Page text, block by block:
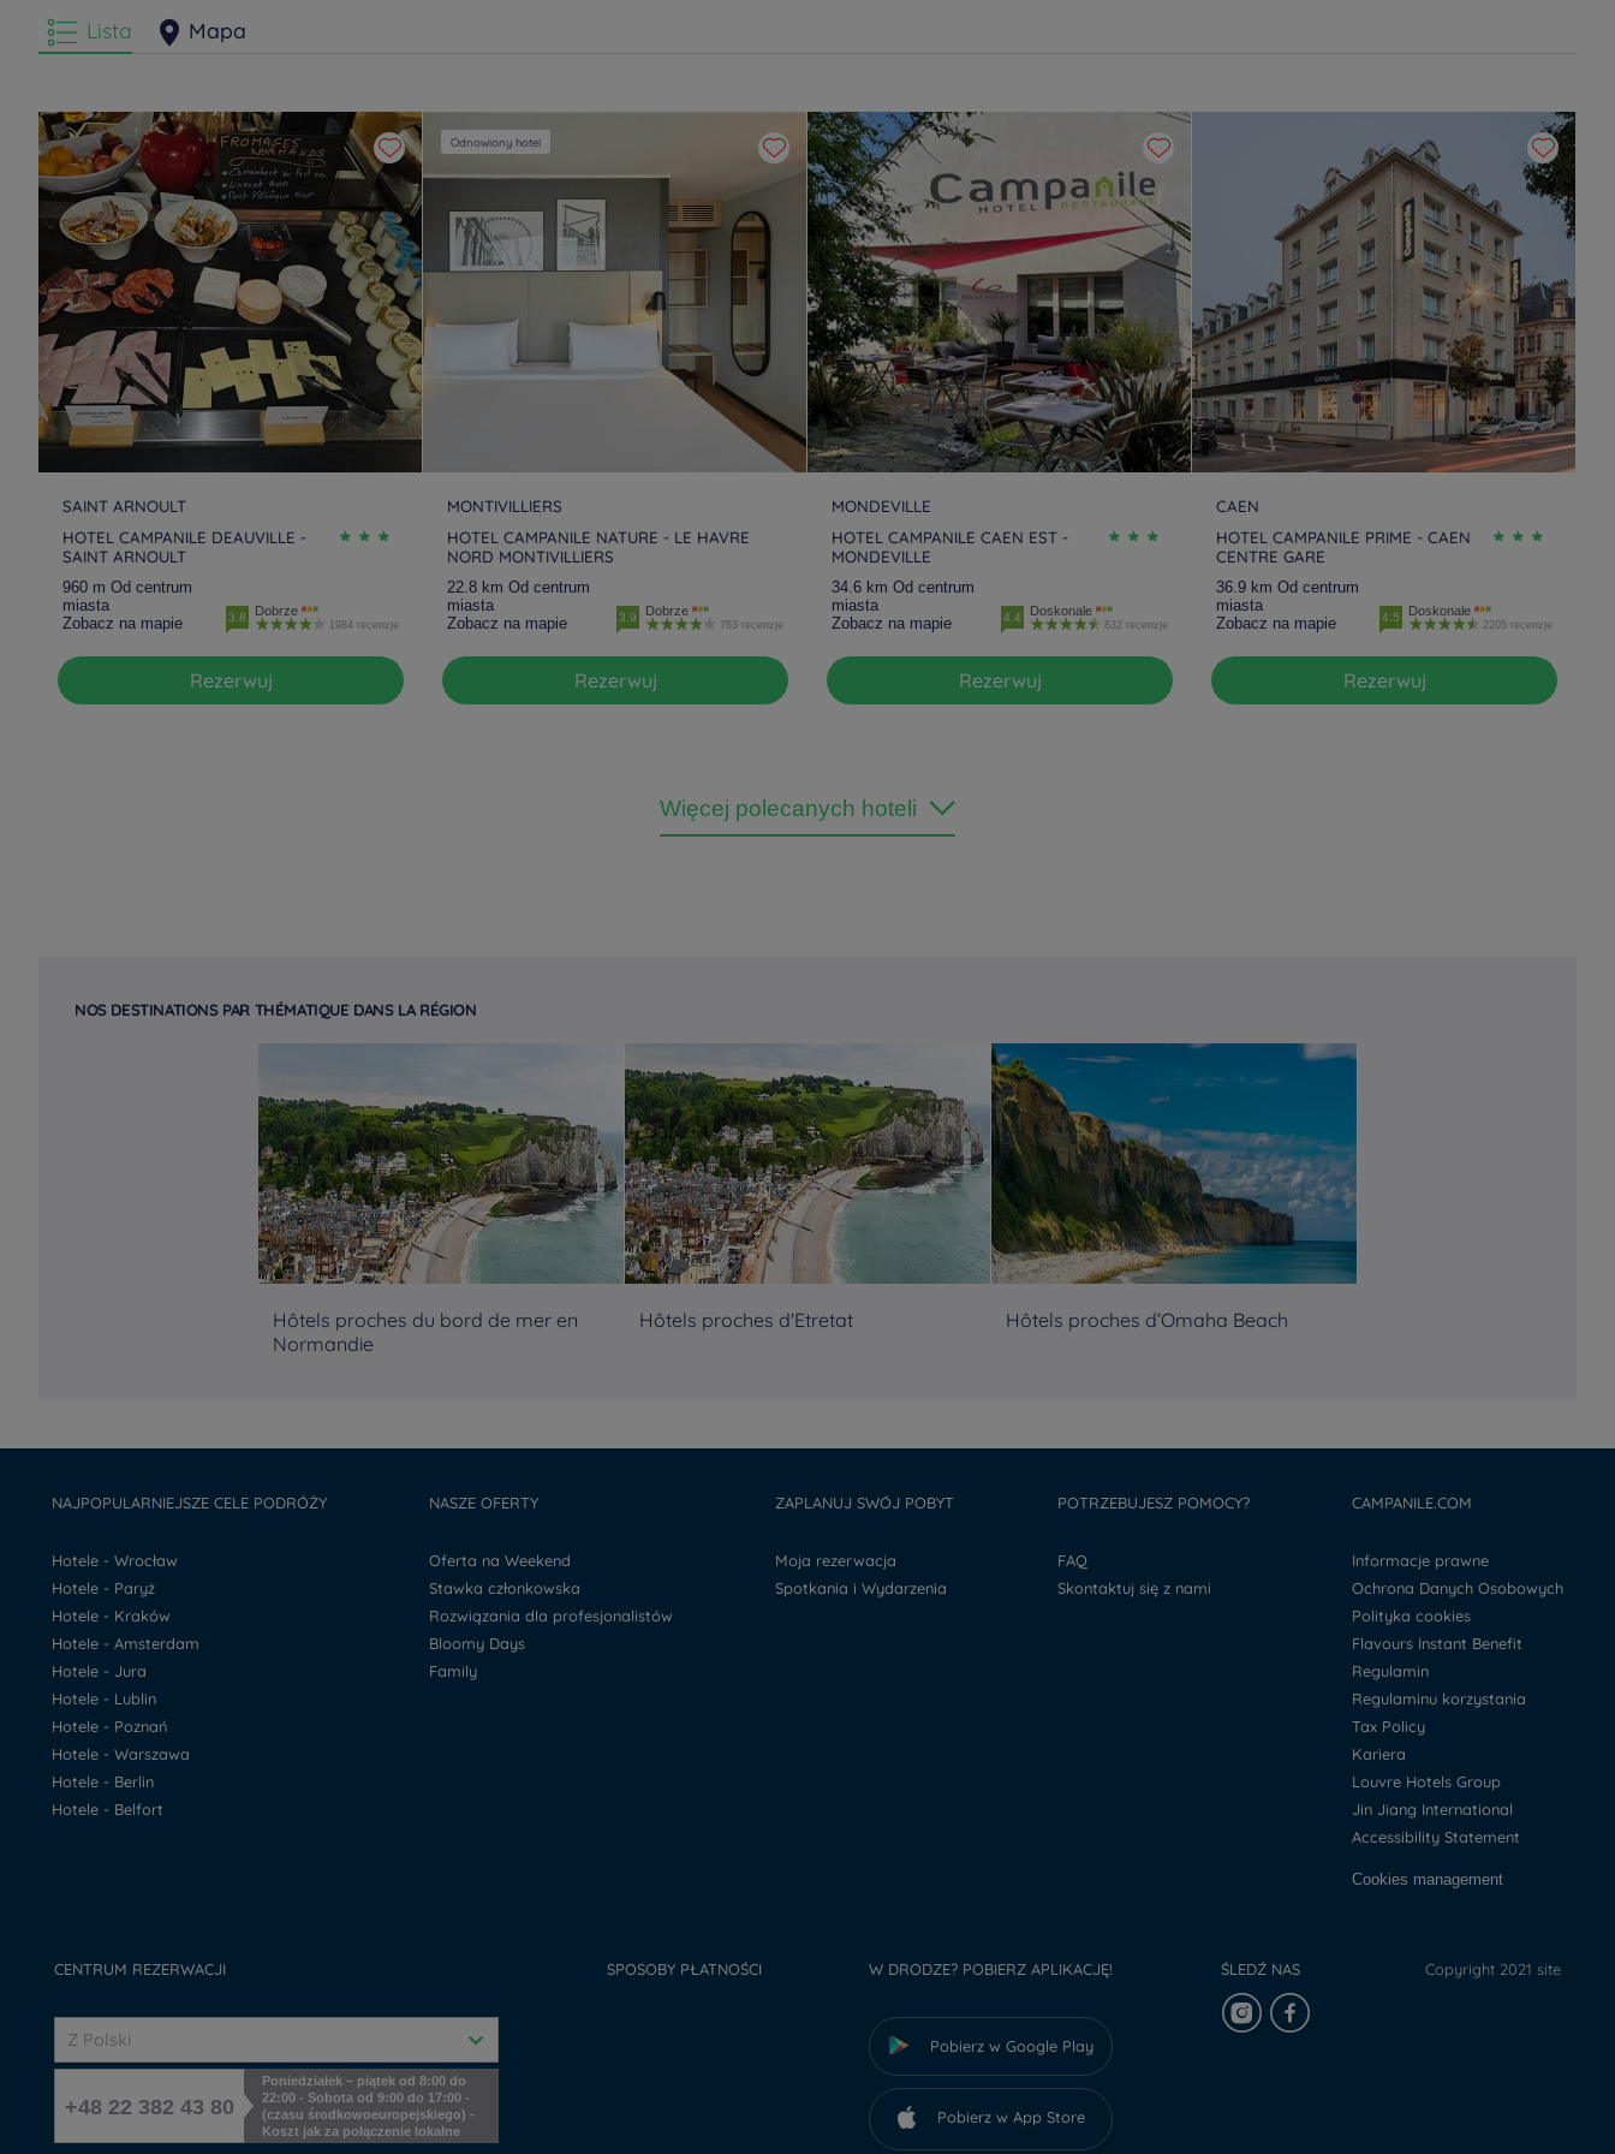
Lista Mapa
SAINT ARNOULT
HOTEL CAMPANILE DEAUVILLE -
SAINT ARNOULT
960 m Od centrum
miasta
Zobacz na mapie
3.8 Dobrze
1984 recenzje
Rezerwuj
Odnowiony hotel
MONTIVILLIERS
HOTEL CAMPANILE NATURE - LE HAVRE
NORD MONTIVILLIERS
22.8 km Od centrum
miasta
Zobacz na mapie
3.9 Dobrze
763 recenzje
Rezerwuj
MONDEVILLE
HOTEL CAMPANILE CAEN EST -
MONDEVILLE
34.6 km Od centrum
miasta
Zobacz na mapie
4.4 Doskonale
832 recenzje
Rezerwuj
CAEN
HOTEL CAMPANILE PRIME - CAEN
CENTRE GARE
36.9 km Od centrum
miasta
Zobacz na mapie
4.5 Doskonale
2205 recenzje
Rezerwuj
Więcej polecanych hoteli
NOS DESTINATIONS PAR THÉMATIQUE DANS LA RÉGION
Hôtels proches du bord de mer en
Normandie
Hôtels proches d'Etretat Hôtels proches d’Omaha Beach
NAJPOPULARNIEJSZE CELE PODRÓŻY
Hotele - Wrocław
Hotele - Paryż
Hotele - Kraków
Hotele - Amsterdam
Hotele - Jura
Hotele - Lublin
Hotele - Poznań
Hotele - Warszawa
Hotele - Berlin
Hotele - Belfort
NASZE OFERTY
Oferta na Weekend
Stawka członkowska
Rozwiązania dla profesjonalistów
Bloomy Days
Family
ZAPLANUJ SWÓJ POBYT
Moja rezerwacja
Spotkania i Wydarzenia
POTRZEBUJESZ POMOCY?
FAQ
Skontaktuj się z nami
CAMPANILE.COM
Informacje prawne
Ochrona Danych Osobowych
Polityka cookies
Flavours Instant Benefit
Regulamin
Regulaminu korzystania
Tax Policy
Kariera
Louvre Hotels Group
Jin Jiang International
Accessibility Statement
Cookies management
CENTRUM REZERWACJI
Z Polski
+48 22 382 43 80
Poniedziałek – piątek od 8:00 do
22:00 - Sobota od 9:00 do 17:00 -
(czasu środkowoeuropejskiego) -
Koszt jak za połączenie lokalne
SPOSOBY PŁATNOŚCI W DRODZE? POBIERZ APLIKACJĘ!
Pobierz w Google Play
Pobierz w App Store
ŚLEDŹ NAS Copyright 2021 site